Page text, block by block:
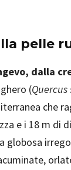
pelle
dalla
(Quercus
che
e i 18 m di
globosa